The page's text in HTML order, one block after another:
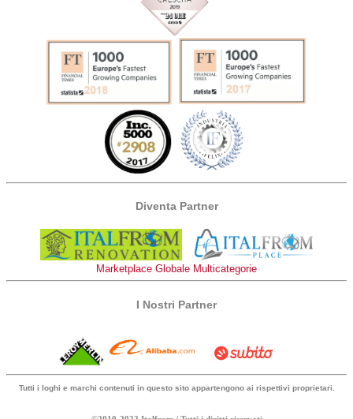
Diventa Partner
Marketplace Globale Multicategorie
I Nostri Partner
Tutti i loghi e marchi contenuti in questo sito appartengono ai rispettivi proprietari.